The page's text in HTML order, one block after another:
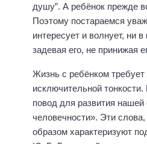
душу”. А ребёнок прежде
Поэтому постараемся
интересует и волнует, ни
задевая его, не принижая
Жизнь с ребёнком требует
исключительной
повод для развития нашей
человечности». Эти
образом характеризуют